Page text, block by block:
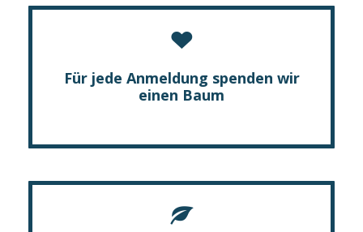
Für jede Anmeldung spenden wir
einen Baum